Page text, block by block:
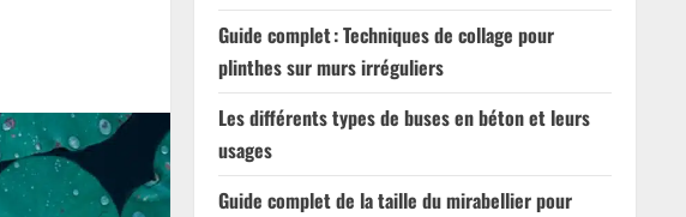
Guide complet : Techniques de collage pour
plinthes sur murs irréguliers
Les différents types de buses en béton et leurs
usages
Guide complet de la taille du mirabellier pour